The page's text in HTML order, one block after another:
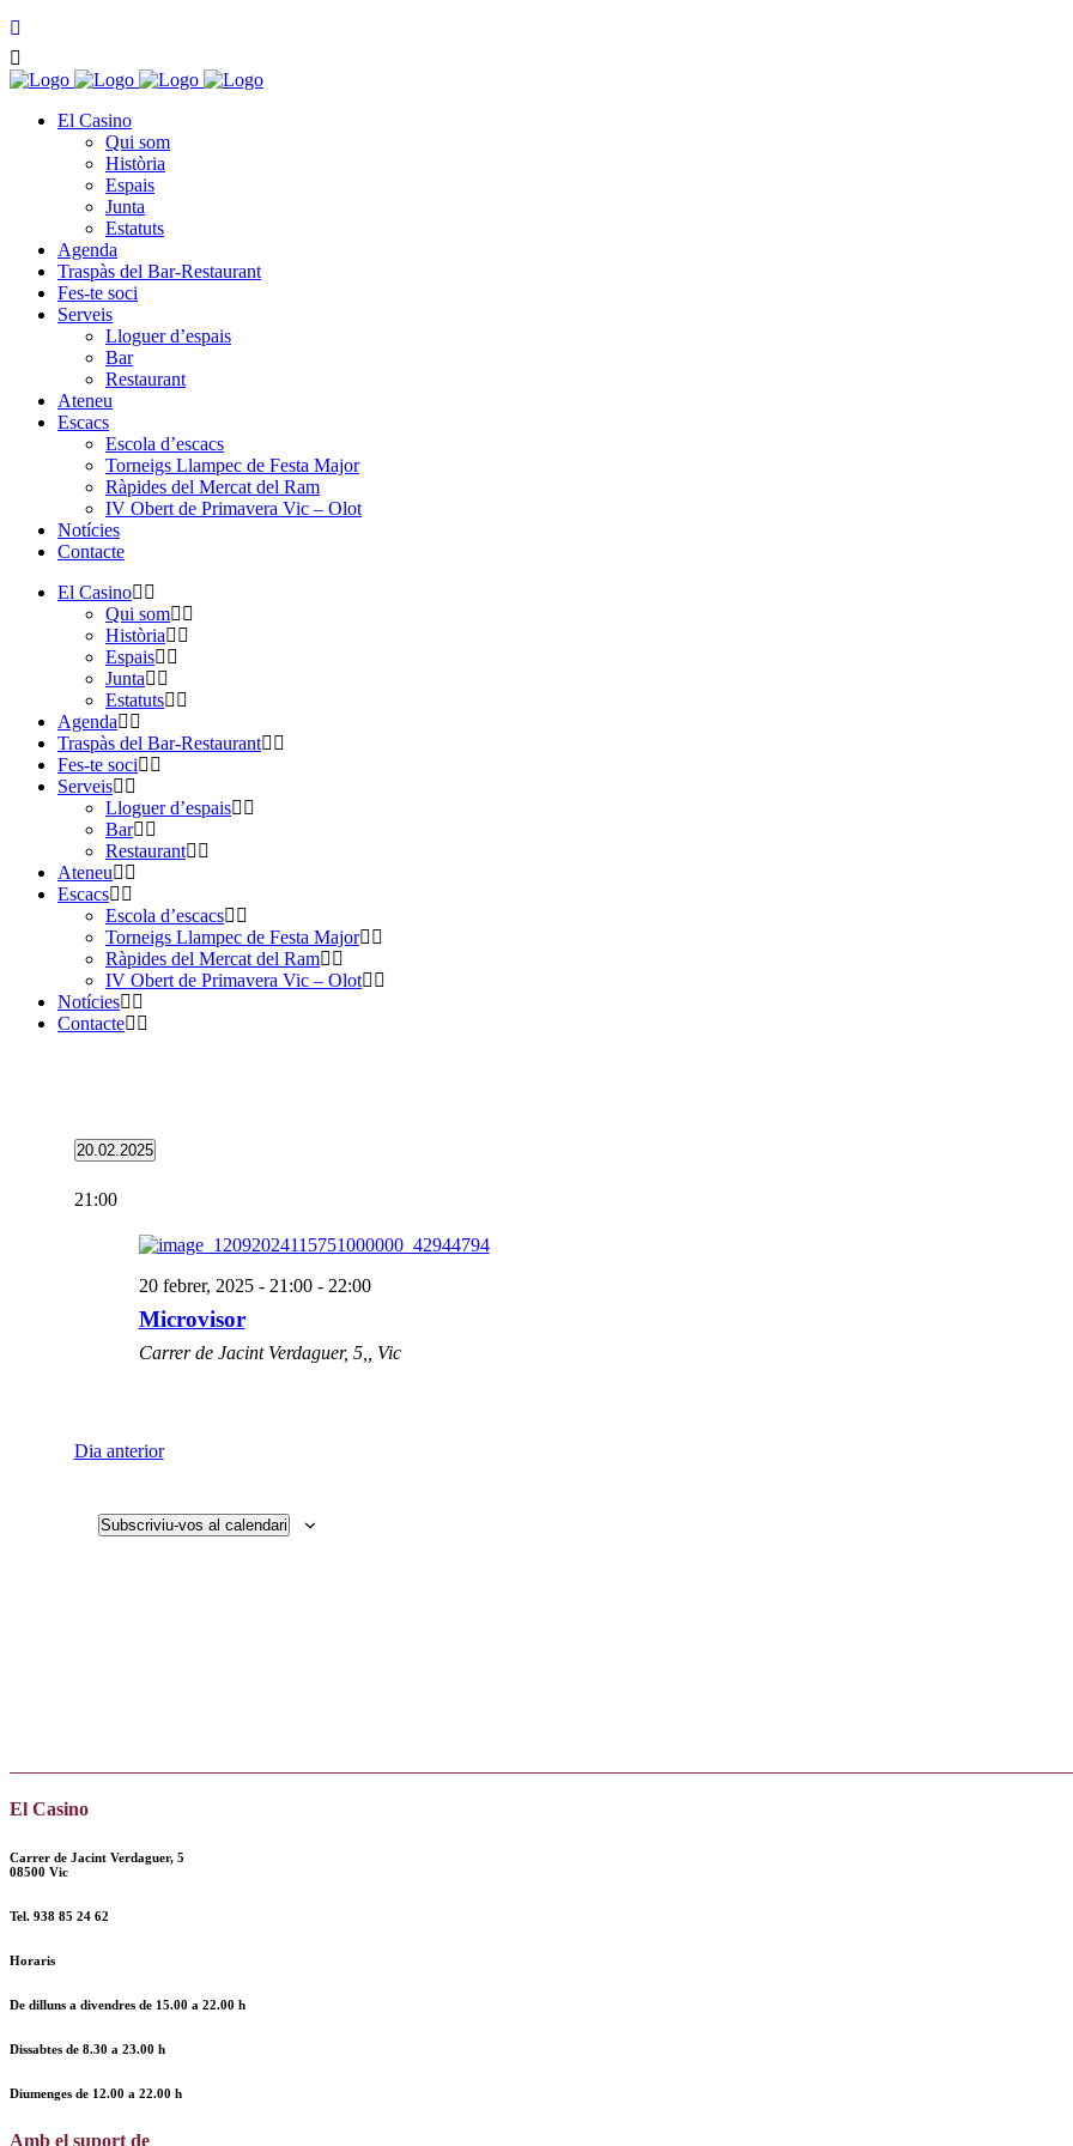
El Casino
Qui som
Història
Espais
Junta
Estatuts
Agenda
Traspàs del Bar-Restaurant
Fes-te soci
Serveis
Lloguer d’espais
Bar
Restaurant
Ateneu
Escacs
Escola d’escacs
Torneigs Llampec de Festa Major
Ràpides del Mercat del Ram
IV Obert de Primavera Vic – Olot
Notícies
Contacte
El Casino
Qui som
Història
Espais
Junta
Estatuts
Agenda
Traspàs del Bar-Restaurant
Fes-te soci
Serveis
Lloguer d’espais
Bar
Restaurant
Ateneu
Escacs
Escola d’escacs
Torneigs Llampec de Festa Major
Ràpides del Mercat del Ram
IV Obert de Primavera Vic – Olot
Notícies
Contacte
20.02.2025
una
21:00
20 febrer, 2025 - 21:00- 22:00
Microvisor
Carrer de Jacint Verdaguer, 5,, Vic
Dia anterior
Subscriviu-vos al calendari
El Casino
Carrer de Jacint Verdaguer, 5
08500 Vic
Tel. 938 85 24 62
Horaris
De dilluns a divendres de 15.00 a 22.00 h
Dissabtes de 8.30 a 23.00 h
Diumenges de 12.00 a 22.00 h
Amb el suport de